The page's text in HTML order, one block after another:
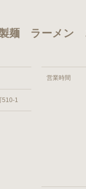
製麺 ラーメ
510-1
営業時間